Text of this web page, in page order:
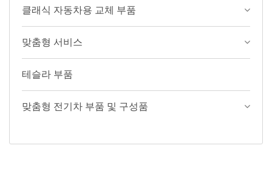
클래식 자동차용 교체 부품
맞춤형 서비스
테슬라 부품
맞춤형 전기차 부품 및 구성품